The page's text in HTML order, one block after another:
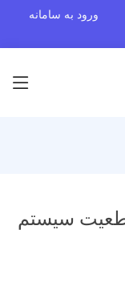
ورود به سامانه
سیستم